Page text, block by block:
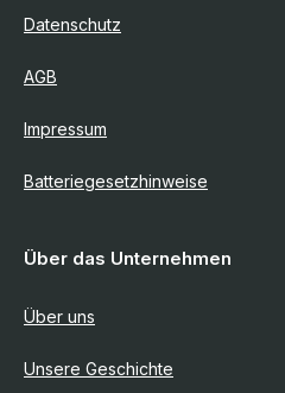
Datenschutz
AGB
Impressum
Batteriegesetzhinweise
Über das Unternehmen
Über uns
Unsere Geschichte